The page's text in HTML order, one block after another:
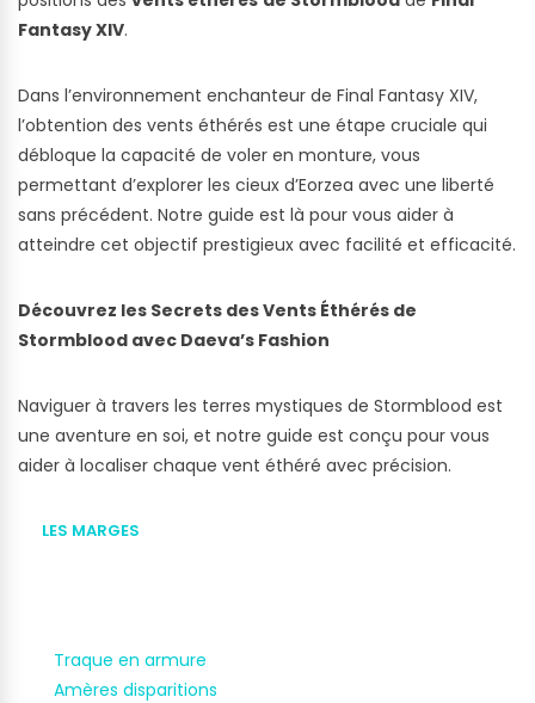
Fantasy XIV.
Dans l’environnement enchanteur de Final Fantasy XIV,
l’obtention des vents éthérés est une étape cruciale qui
débloque la capacité de voler en monture, vous
permettant d’explorer les cieux d’Eorzea avec une liberté
sans précédent. Notre guide est là pour vous aider à
atteindre cet objectif prestigieux avec facilité et efficacité.
Découvrez les Secrets des Vents Éthérés de
Stormblood avec Daeva’s Fashion
Naviguer à travers les terres mystiques de Stormblood est
une aventure en soi, et notre guide est conçu pour vous
aider à localiser chaque vent éthéré avec précision.
LES MARGES
Traque en armure
Amères disparitions